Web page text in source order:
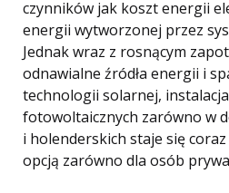
czynników jak koszt energii
energii wytworzonej przez
Jednak wraz z rosnącym
odnawialne źródła energii i
technologii solarnej,
fotowoltaicznych zarówno w
i holenderskich staje się
opcją zarówno dla osób